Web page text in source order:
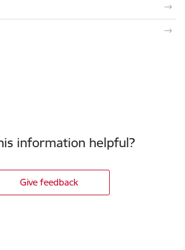
information helpful?
Give feedback